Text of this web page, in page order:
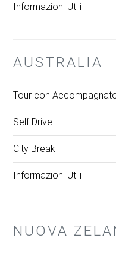
Informazioni Utili
AUSTRALIA
Tour con
Self Drive
City Break
Informazioni Utili
NUOVA